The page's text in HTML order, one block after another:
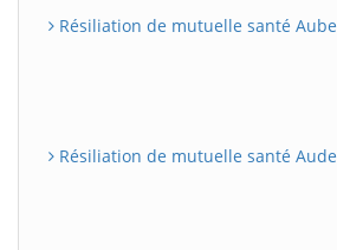
Résiliation de mutuelle santé Aube
Résiliation de mutuelle santé Aude